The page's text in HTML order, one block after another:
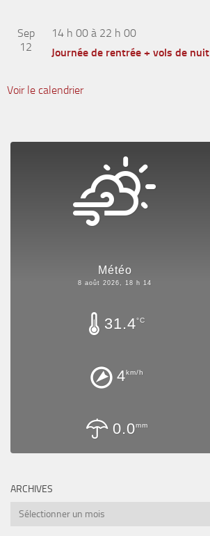
Sep
12
14 h 00 à 22 h 00
Journée de rentrée + vols de nuit
Voir le calendrier
Météo
8 août 2026, 18 h 14
31.4°C
4km/h
0.0mm
ARCHIVES
Archives